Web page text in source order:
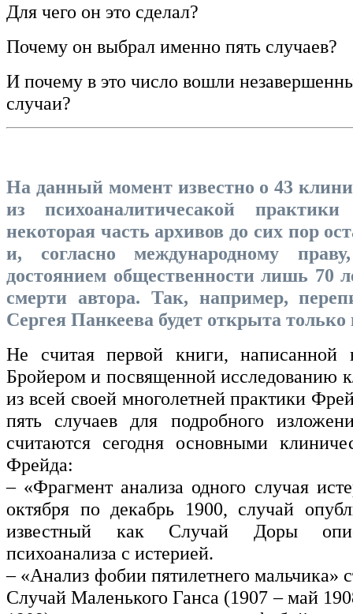
Для чего он это сделал?
Почему он выбрал именно пять случаев?
И почему в это число вошли
случаи?
На данный момент известно о 43
из психоаналитичесакой
некоторая часть архивов до сих пор
и, согласно международному
достоянием общественности лишь 70
смерти автора. Так, например,
Сергея Панкеева будет открыта только
Не считая первой книги, написанной
Бройером и посвященной исследованию
из всей своей многолетней практики
пять случаев для подробного
считаются сегодня основными
Фрейда:
– «Фрагмент анализа одного случая
октября по декабрь 1900, случай
известный как Случай Доры
психоанализа с истерией.
– «Анализ фобии пятилетнего мальчика»
Случай Маленького Ганса (1907 – май